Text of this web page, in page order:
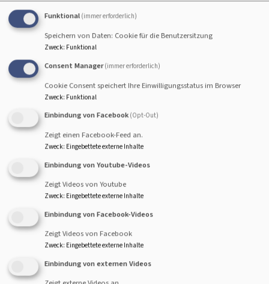
Startseite Gruppen für Kinder
Viele Kirchengemeinden im Dekanat Bamberg bieten
verschiedener Altersgruppen an. Solche Gruppen sind
lebendige Treffpunkte, an denen gespielt, gesungen,
gebastelt und Geschichten erzählt, Aktionen und
Projekte durchgeführt werden. Hier können Kinder
Gemeinschaft erleben und Freundschaften schließen. Für
die ganz Kleinen gibt es auch in manchen Gemeinden
Eltern-Kind-Treffs.
Wir schauen hin! Alle Mitarbeitenden im Dekanatsbezirk
Bamberg, die mit Kindern und Jugendlichen oder anderen
besonders schutzbedürftigen Menschen arbeiten, werden
Funktional (immer erforderlich)
Speichern von Daten: Cookie für die Benutzersitzung
Zweck: Funktional
Consent Manager (immer erforderlich)
Cookie Consent speichert Ihre Einwilligungsstatus im Browser
Zweck: Funktional
Einbindung von Facebook (Opt-Out)
Zeigt einen Facebook-Feed an.
Zweck: Eingebettete externe Inhalte
Einbindung von Youtube-Videos
Zeigt Videos von Youtube
Zweck: Eingebettete externe Inhalte
Einbindung von Facebook-Videos
Zeigt Videos von Facebook
Zweck: Eingebettete externe Inhalte
Einbindung von externen Videos